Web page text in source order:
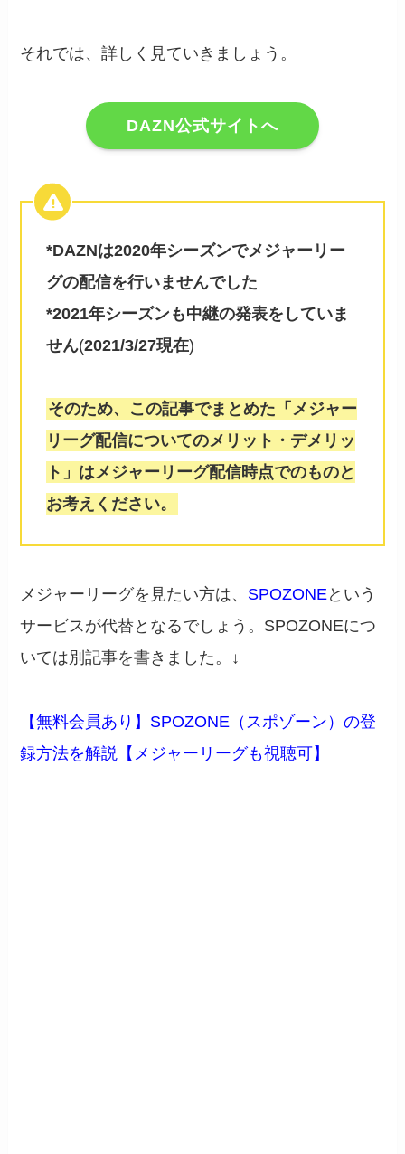
それでは、詳しく見ていきましょう。
DAZN公式サイトへ
*DAZNは2020年シーズンでメジャーリー
グの配信を行いませんでした
*2021年シーズンも中継の発表をしていま
せん(2021/3/27現在)
そのため、この記事でまとめた「メジャー
リーグ配信についてのメリット・デメリッ
ト」はメジャーリーグ配信時点でのものと
お考えください。
メジャーリーグを見たい方は、 SPOZONE という
サービスが代替となるでしょう。SPOZONEにつ
いては別記事を書きました。↓
【無料会員あり】SPOZONE（スポゾーン）の登
録方法を解説【メジャーリーグも視聴可】